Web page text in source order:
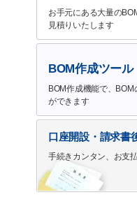
お手元にある大量の
見積りいたします
BOM作成ツール
BOM作成機能で、
ができます
口座開設・請求書
手続きカンタン、お支